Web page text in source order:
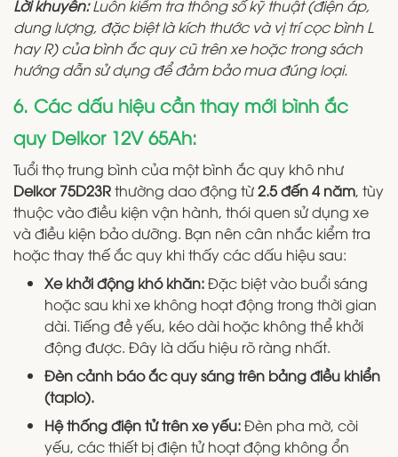
Lời khuyên:Luôn kiểm tra thông số kỹ thuật (điện áp,
dung lượng, đặc biệt là kích thước và vị trí cọc bình L
hay R) của bình ắc quy cũ trên xe hoặc trong sách
hướng dẫn sử dụng để đảm bảo mua đúng loại.
6. Các dấu hiệu cần thay mới bình ắc
quy Delkor 12V 65Ah:
Tuổi thọ trung bình của một bình ắc quy khô như
Delkor 75D23Rthường dao động từ2.5 đến 4 năm, tùy
thuộc vào điều kiện vận hành, thói quen sử dụng xe
và điều kiện bảo dưỡng. Bạn nên cân nhắc kiểm tra
hoặc thay thế ắc quy khi thấy các dấu hiệu sau:
Xe khởi động khó khăn:Đặc biệt vào buổi sáng
hoặc sau khi xe không hoạt động trong thời gian
dài. Tiếng đề yếu, kéo dài hoặc không thể khởi
động được. Đây là dấu hiệu rõ ràng nhất.
Đèn cảnh báo ắc quy sáng trên bảng điều khiển
(taplo).
Hệ thống điện tử trên xe yếu:Đèn pha mờ, còi
yếu, các thiết bị điện tử hoạt động không ổn